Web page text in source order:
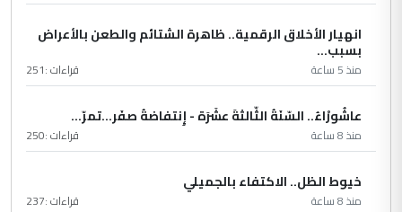
انهيار الأخلاق الرقمية.. ظاهرة الشتائم والطعن بالأعراض
بسبب...
منذ 5 ساعة قراءات :251
عاشُورْاءُ.. السّنَةُ الثّالثةَ عشَرَة - إِنتفاضةُ صفَر…تمرّ...
منذ 8 ساعة قراءات :250
خيوط الظل.. الاكتفاء بالجميلي
منذ 8 ساعة قراءات :237